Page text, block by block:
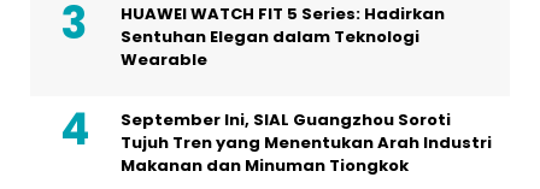
HUAWEI WATCH FIT 5 Series: Hadirkan
Sentuhan Elegan dalam Teknologi
Wearable
September Ini, SIAL Guangzhou Soroti
Tujuh Tren yang Menentukan Arah Industri
Makanan dan Minuman Tiongkok